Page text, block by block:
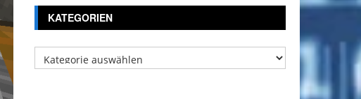
KATEGORIEN
Kategorien